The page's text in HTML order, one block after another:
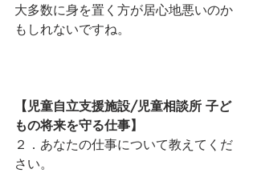
大多数に身を置く方が居心地悪いのか
もしれないですね。
【児童自立支援施設/児童相談所 子ど
もの将来を守る仕事】
２．あなたの仕事について教えてくだ
さい。